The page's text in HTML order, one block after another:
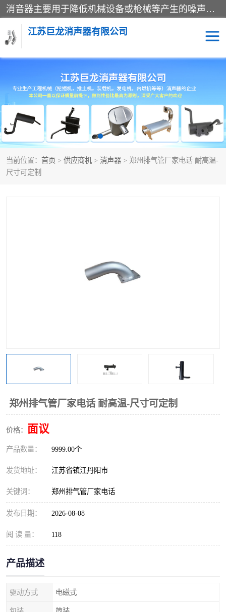
消音器主要用于降低机械设备或枪械等产生的噪声。它通过阻尼或增加排气面积来降低排气速度和功率，从而降低噪声。常见的消音器类型包括阻性消声器、抗性消声器、共振消声器以及阻抗复合式消声器等。这些消音器各有特点，适用于不同频率的噪声消除。
江苏巨龙消声器有限公司
当前位置： 首页 > 供应商机 > 消声器 > 郑州排气管厂家电话 耐高温-
尺寸可定制
郑州排气管厂家电话 耐高温-尺寸可定制
价格： 面议
产品数量： 9999.00个
发货地址： 江苏省镇江丹阳市
关键词： 郑州排气管厂家电话
发布日期： 2026-08-08
阅 读 量： 118
产品描述
驱动方式 电磁式
消声器